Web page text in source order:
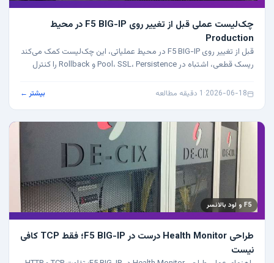
چک‌لیست عملی قبل از تغییر روی F5 BIG-IP در محیط
Production
قبل از تغییر روی F5 BIG-IP در محیط عملیاتی، این چک‌لیست کمک می‌کند
ریسک قطعی، اشتباه در Pool، SSL، Persistence و Rollback را کنترل
2026-06-18
· 1 دقیقه مطالعه بیشتر ←
F5 و لود بالانسر
طراحی Health Monitor درست در F5 BIG-IP؛ فقط TCP کافی
نیست